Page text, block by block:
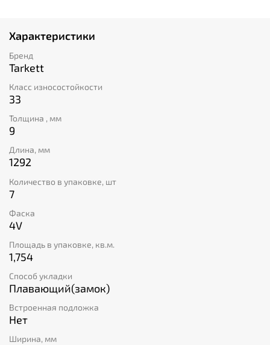
искусным использованием глянцевой поверхности и
области матовых зон на одной планке даёт полное
ощущение натурального паркета. Отличительной
особенностью коллекции является наличие на планке
оптическая и 4-сторонняя крашеная фаска.
Характеристики
Бренд
Tarkett
Класс износостойкости
33
Толщина , мм
9
Длина, мм
1292
Количество в упаковке, шт
7
Фаска
4V
Площадь в упаковке, кв.м.
1,754
Способ укладки
Плавающий(замок)
Встроенная подложка
Нет
Ширина, мм